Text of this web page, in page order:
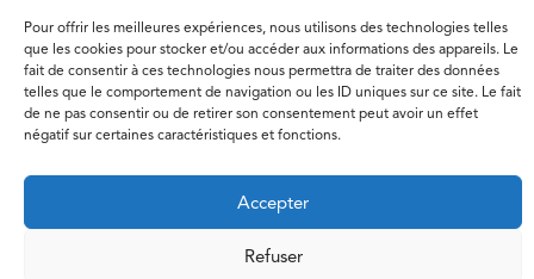
Pour offrir les meilleures expériences, nous utilisons des technologies telles
que les cookies pour stocker et/ou accéder aux informations des appareils. Le
fait de consentir à ces technologies nous permettra de traiter des données
telles que le comportement de navigation ou les ID uniques sur ce site. Le fait
de ne pas consentir ou de retirer son consentement peut avoir un effet
négatif sur certaines caractéristiques et fonctions.
Accepter
Refuser